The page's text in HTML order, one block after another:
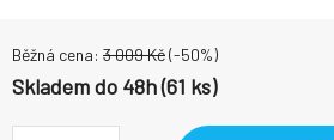
Běžná cena: 3 009Kč(-50%)
Skladem do 48h (61 ks)